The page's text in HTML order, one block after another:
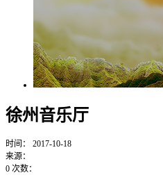
徐州音乐厅
时间：
2017-10-18
来源：
0 次数：